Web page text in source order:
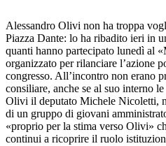
Alessandro Olivi non ha troppa
Piazza Dante: lo ha ribadito ieri in
quanti hanno partecipato lunedì al
organizzato per rilanciare l’azione
congresso. All’incontro non erano
consiliare, anche se al suo interno
Olivi il deputato Michele Nicoletti,
di un gruppo di giovani
«proprio per la stima verso Olivi»
continui a ricoprire il ruolo